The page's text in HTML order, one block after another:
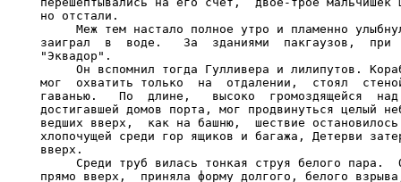
но отстали.
Меж тем настало полное утро и пламенно
заиграл  в  воде.   За  зданиями  пакгаузов,  при
"Эквадор".
Он вспомнил тогда Гулливера и лилипутов.
мог  охватить только  на  отдалении,  стоял
гаванью.   По  длине,   высоко  громоздящейся
достигавшей домов порта, мог продвинуться целый
ведших вверх,  как на башню,  шествие
хлопочущей среди гор ящиков и багажа, Детерви
вверх.
Среди труб вилась тонкая струя белого пара.
прямо вверх,  приняла форму долгого, белого